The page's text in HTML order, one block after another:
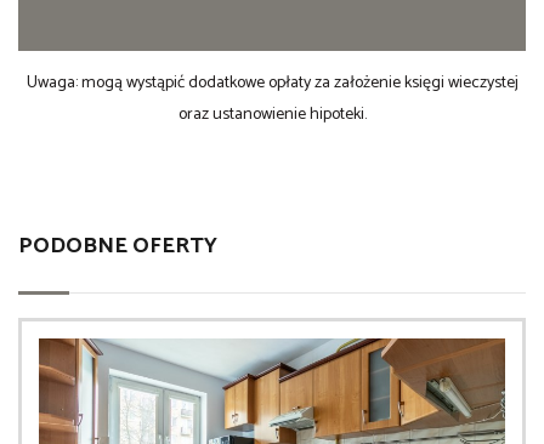
Uwaga: mogą wystąpić dodatkowe opłaty za założenie księgi wieczystej
oraz ustanowienie hipoteki.
PODOBNE OFERTY